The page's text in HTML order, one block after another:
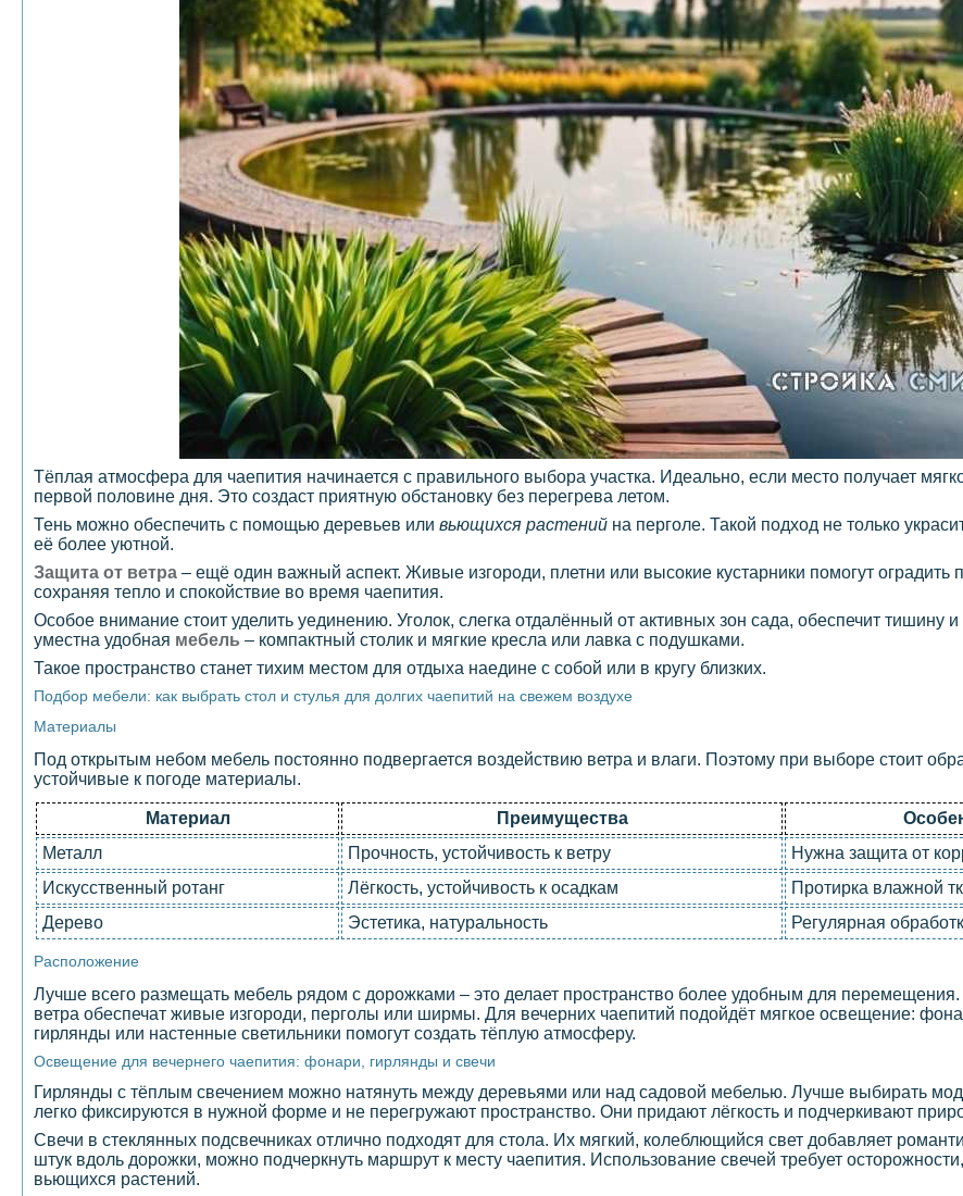
Тёплая атмосфера для чаепития начинается с правильного выбора участка. Идеально, если место получает
первой половине дня. Это создаст приятную обстановку без перегрева летом.
Тень можно обеспечить с помощью деревьев или вьющихся растений на перголе. Такой подход не только
её более уютной.
Защита от ветра – ещё один важный аспект. Живые изгороди, плетни или высокие кустарники помогут оградить
сохраняя тепло и спокойствие во время чаепития.
Особое внимание стоит уделить уединению. Уголок, слегка отдалённый от активных зон сада, обеспечит тишину
уместна удобная мебель – компактный столик и мягкие кресла или лавка с подушками.
Такое пространство станет тихим местом для отдыха наедине с собой или в кругу близких.
Подбор мебели: как выбрать стол и стулья для долгих чаепитий на свежем воздухе
Материалы
Под открытым небом мебель постоянно подвергается воздействию ветра и влаги. Поэтому при выборе стоит
устойчивые к погоде материалы.
Материал Преимущества
Металл
Прочность, устойчивость к ветру
Нужна защита от
Искусственный ротанг
Лёгкость, устойчивость к осадкам
Протирка влажной
Дерево
Эстетика, натуральность Регулярная
Расположение
Лучше всего размещать мебель рядом с дорожками – это делает пространство более удобным для
ветра обеспечат живые изгороди, перголы или ширмы. Для вечерних чаепитий подойдёт мягкое освещение:
гирлянды или настенные светильники помогут создать тёплую атмосферу.
Освещение для вечернего чаепития: фонари, гирлянды и свечи
Гирлянды с тёплым свечением можно натянуть между деревьями или над садовой мебелью. Лучше выбирать
легко фиксируются в нужной форме и не перегружают пространство. Они придают лёгкость и подчеркивают
Свечи в стеклянных подсвечниках отлично подходят для стола. Их мягкий, колеблющийся свет добавляет
штук вдоль дорожки, можно подчеркнуть маршрут к месту чаепития. Использование свечей требует
вьющихся растений.